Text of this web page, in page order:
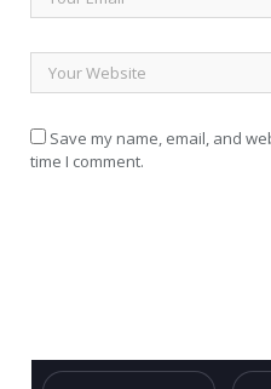
Save my name, email, and
time I comment.